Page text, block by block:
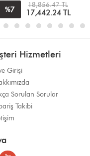
%7
18,856.47 TL
17,442.24TL
Hizmetleri
Girişi
Sorulan Sorular
Takibi